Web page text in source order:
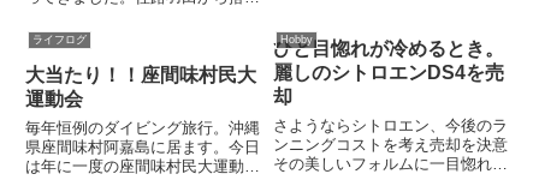
た。座席に座り3月の機内販売誌
見。それはこちら。B767で実際
に使用されていた...
走路の南側、ランウェイ34Lエン
ドから600mと飛行機を撮影する
には最高の場所です。位置的...
ライフログ
大当たり！！座間味村民大
運動会
毎年恒例のダイビング旅行。沖縄
県座間味村阿嘉島に居ます。今日
は年に一度の座間味村民大運動
Hobby
ひと目惚れが冷めるとき。
麗しのシトロエンDS4を売
却
さようならシトロエン、今後のラ
ンニングコストを考え売却を決意
その美しいフォルムに一目惚れし